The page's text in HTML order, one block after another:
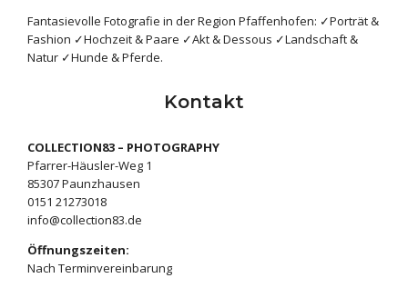
Fantasievolle Fotografie in der Region Pfaffenhofen: ✓Porträt &
Fashion ✓Hochzeit & Paare ✓Akt & Dessous ✓Landschaft &
Natur ✓Hunde & Pferde.
Kontakt
COLLECTION83 – PHOTOGRAPHY
Pfarrer-Häusler-Weg 1
85307 Paunzhausen
‭0151 21273018‬
info@collection83.de
Öffnungszeiten:
Nach Terminvereinbarung